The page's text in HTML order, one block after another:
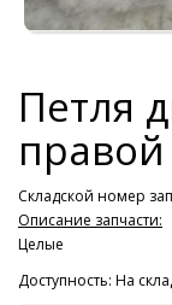
Петля
Складской номер
Описание запчасти:
Целые
Доступность: На